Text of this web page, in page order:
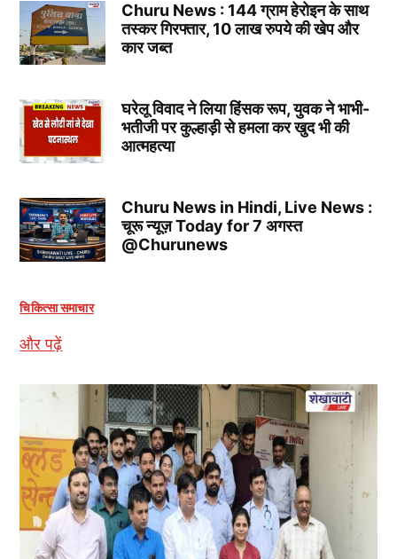
Churu News : 144 ग्राम हेरोइन के साथ
तस्कर गिरफ्तार, 10 लाख रुपये की खेप और
कार जब्त
घरेलू विवाद ने लिया हिंसक रूप, युवक ने भाभी-
भतीजी पर कुल्हाड़ी से हमला कर खुद भी की
आत्महत्या
Churu News in Hindi, Live News :
चूरू न्यूज़ Today for 7 अगस्त
@Churunews
चिकित्सा समाचार
और पढ़ें